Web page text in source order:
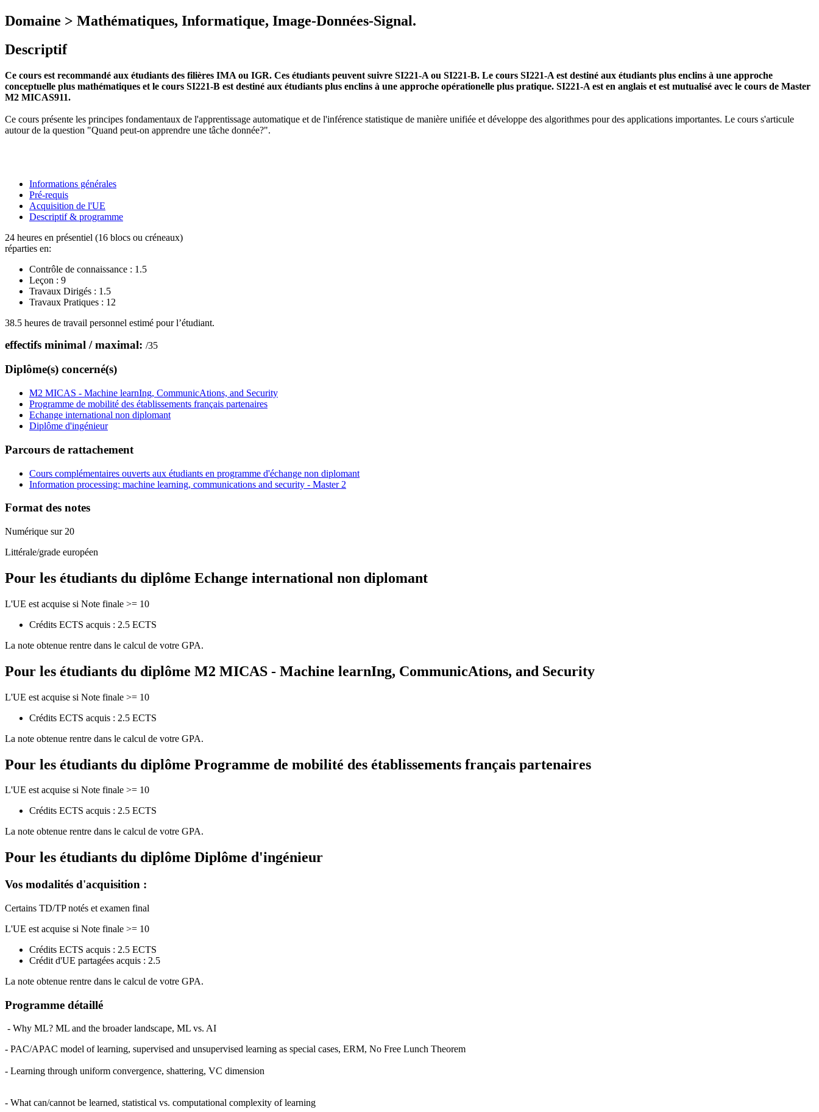
Domaine > Mathématiques, Informatique, Image-Données-Signal.
Descriptif
Ce cours est recommandé aux étudiants des filières IMA ou IGR. Ces étudiants peuvent suivre SI221-A ou SI221-B. Le cours SI221-A est destiné aux étudiants plus enclins à une approche
conceptuelle plus mathématiques et le cours SI221-B est destiné aux étudiants plus enclins à une approche opérationelle plus pratique. SI221-A est en anglais et est mutualisé avec le cours de Master
M2 MICAS911.
Ce cours présente les principes fondamentaux de l'apprentissage automatique et de l'inférence statistique de manière unifiée et développe des algorithmes pour des applications importantes. Le cours s'articule
autour de la question "Quand peut-on apprendre une tâche donnée?".
Informations générales
Pré-requis
Acquisition de l'UE
Descriptif & programme
24 heures en présentiel (16 blocs ou créneaux)
réparties en:
Contrôle de connaissance : 1.5
Leçon : 9
Travaux Dirigés : 1.5
Travaux Pratiques : 12
38.5 heures de travail personnel estimé pour l’étudiant.
effectifs minimal / maximal: /35
Diplôme(s) concerné(s)
M2 MICAS - Machine learnIng, CommunicAtions, and Security
Programme de mobilité des établissements français partenaires
Echange international non diplomant
Diplôme d'ingénieur
Parcours de rattachement
Cours complémentaires ouverts aux étudiants en programme d'échange non diplomant
Information processing: machine learning, communications and security - Master 2
Format des notes
Numérique sur 20
Littérale/grade européen
Pour les étudiants du diplôme Echange international non diplomant
L'UE est acquise si Note finale >= 10
Crédits ECTS acquis : 2.5 ECTS
La note obtenue rentre dans le calcul de votre GPA.
Pour les étudiants du diplôme M2 MICAS - Machine learnIng, CommunicAtions, and Security
L'UE est acquise si Note finale >= 10
Crédits ECTS acquis : 2.5 ECTS
La note obtenue rentre dans le calcul de votre GPA.
Pour les étudiants du diplôme Programme de mobilité des établissements français partenaires
L'UE est acquise si Note finale >= 10
Crédits ECTS acquis : 2.5 ECTS
La note obtenue rentre dans le calcul de votre GPA.
Pour les étudiants du diplôme Diplôme d'ingénieur
Vos modalités d'acquisition :
Certains TD/TP notés et examen final
L'UE est acquise si Note finale >= 10
Crédits ECTS acquis : 2.5 ECTS
Crédit d'UE partagées acquis : 2.5
La note obtenue rentre dans le calcul de votre GPA.
Programme détaillé
- Why ML? ML and the broader landscape, ML vs. AI
- PAC/APAC model of learning, supervised and unsupervised learning as special cases, ERM, No Free Lunch Theorem
- Learning through uniform convergence, shattering, VC dimension
- What can/cannot be learned, statistical vs. computational complexity of learning